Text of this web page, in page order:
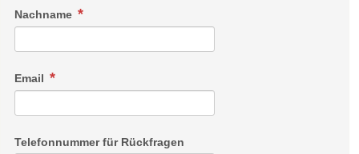
Nachname
Email
Telefonnummer für Rückfragen